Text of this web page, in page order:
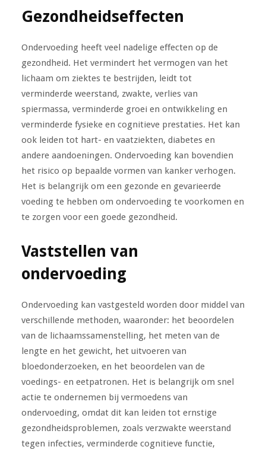
Gezondheidseffecten
Ondervoeding heeft veel nadelige effecten op de
gezondheid. Het vermindert het vermogen van het
lichaam om ziektes te bestrijden, leidt tot
verminderde weerstand, zwakte, verlies van
spiermassa, verminderde groei en ontwikkeling en
verminderde fysieke en cognitieve prestaties. Het kan
ook leiden tot hart- en vaatziekten, diabetes en
andere aandoeningen. Ondervoeding kan bovendien
het risico op bepaalde vormen van kanker verhogen.
Het is belangrijk om een ​​gezonde en gevarieerde
voeding te hebben om ondervoeding te voorkomen en
te zorgen voor een goede gezondheid.
Vaststellen van
ondervoeding
Ondervoeding kan vastgesteld worden door middel van
verschillende methoden, waaronder: het beoordelen
van de lichaamssamenstelling, het meten van de
lengte en het gewicht, het uitvoeren van
bloedonderzoeken, en het beoordelen van de
voedings- en eetpatronen. Het is belangrijk om snel
actie te ondernemen bij vermoedens van
ondervoeding, omdat dit kan leiden tot ernstige
gezondheidsproblemen, zoals verzwakte weerstand
tegen infecties, verminderde cognitieve functie,